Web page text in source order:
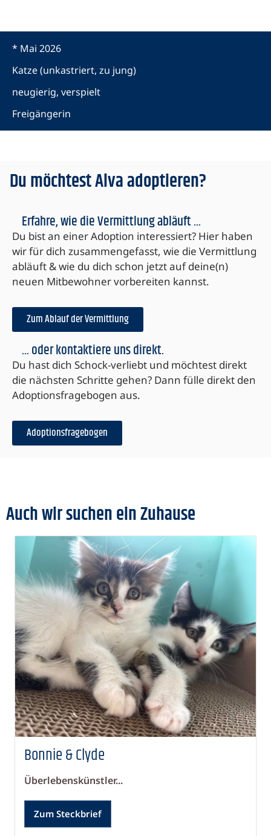
* Mai 2026
Katze (unkastriert, zu jung)
neugierig, verspielt
Freigängerin
Du möchtest Alva adoptieren?
Erfahre, wie die Vermittlung abläuft ...
Du bist an einer Adoption interessiert? Hier haben
wir für dich zusammengefasst, wie die Vermittlung
abläuft & wie du dich schon jetzt auf deine(n)
neuen Mitbewohner vorbereiten kannst.
Zum Ablauf der Vermittlung
... oder kontaktiere uns direkt.
Du hast dich Schock-verliebt und möchtest direkt
die nächsten Schritte gehen? Dann fülle direkt den
Adoptionsfragebogen aus.
Adoptionsfragebogen
Auch wir suchen ein Zuhause
Bonnie & Clyde
Überlebenskünstler...
Zum Steckbrief